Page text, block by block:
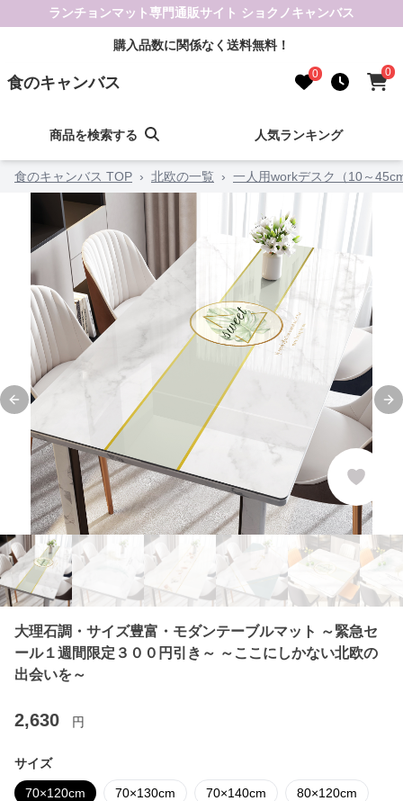
ランチョンマット専門通販サイト ショクノキャンバス
購入品数に関係なく送料無料！
食のキャンバス 0 0
商品を検索する 人気ランキング
食のキャンバス TOP › 北欧の一覧 › 一人用workデスク（10～
Previous slide
大理石調・サイズ豊富・モダンテーブルマット ～緊急セ
ール１週間限定３００円引き～ ～ここにしかない北欧の
出会いを～
2,630 円
サイズ
70×120cm 70×130cm 70×140cm 80×120cm